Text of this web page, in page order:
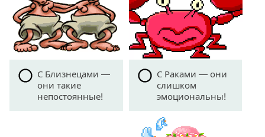
С Близнецами —
они такие
непостоянные!
С Раками — они
слишком
эмоциональны!